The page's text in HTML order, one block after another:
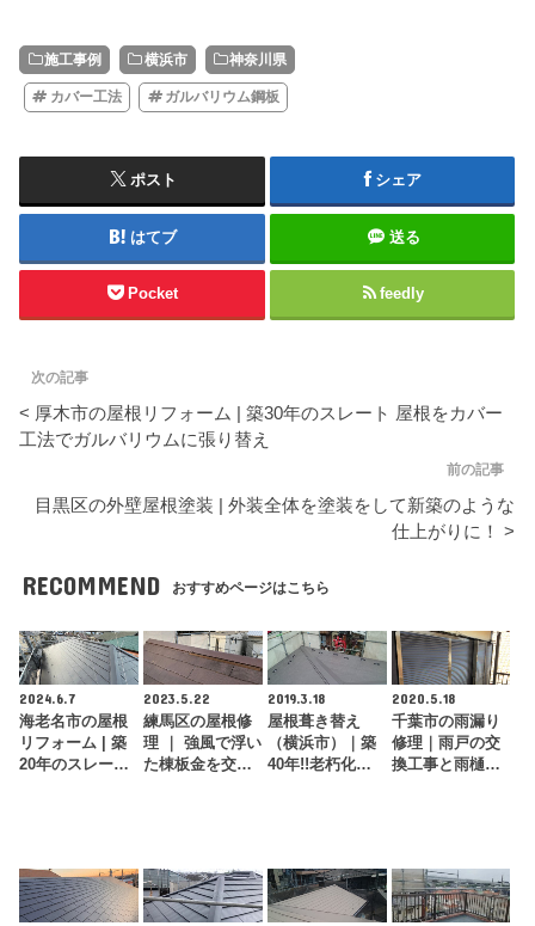
施工事例 横浜市 神奈川県
カバー工法 ガルバリウム鋼板
ポスト シェア
はてブ 送る
Pocket feedly
次の記事
< 厚木市の屋根リフォーム | 築30年のスレート 屋根をカバー
工法でガルバリウムに張り替え
前の記事
目黒区の外壁屋根塗装 | 外装全体を塗装をして新築のような
仕上がりに！ >
RECOMMEND おすすめページはこちら
2024.6.7
海老名市の屋根
リフォーム | 築
20年のスレート
2023.5.22
練馬区の屋根修
理 ｜ 強風で浮い
た棟板金を交換
2019.3.18
屋根葺き替え
（横浜市）｜築
40年!!老朽化し
2020.5.18
千葉市の雨漏り
修理｜雨戸の交
換工事と雨樋の